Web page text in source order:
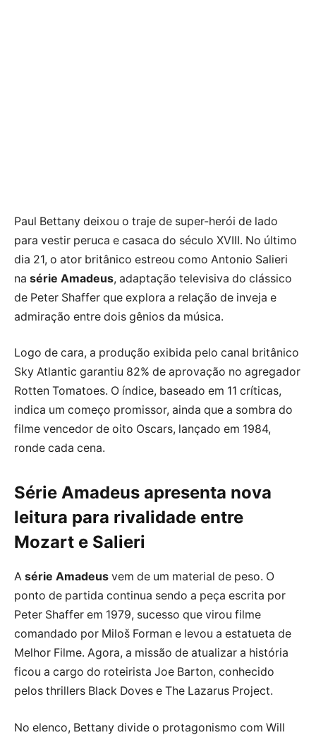
Paul Bettany deixou o traje de super-herói de lado
para vestir peruca e casaca do século XVIII. No último
dia 21, o ator britânico estreou como Antonio Salieri
na série Amadeus, adaptação televisiva do clássico
de Peter Shaffer que explora a relação de inveja e
admiração entre dois gênios da música.
Logo de cara, a produção exibida pelo canal britânico
Sky Atlantic garantiu 82% de aprovação no agregador
Rotten Tomatoes. O índice, baseado em 11 críticas,
indica um começo promissor, ainda que a sombra do
filme vencedor de oito Oscars, lançado em 1984,
ronde cada cena.
Série Amadeus apresenta nova
leitura para rivalidade entre
Mozart e Salieri
A série Amadeus vem de um material de peso. O
ponto de partida continua sendo a peça escrita por
Peter Shaffer em 1979, sucesso que virou filme
comandado por Miloš Forman e levou a estatueta de
Melhor Filme. Agora, a missão de atualizar a história
ficou a cargo do roteirista Joe Barton, conhecido
pelos thrillers Black Doves e The Lazarus Project.
No elenco, Bettany divide o protagonismo com Will